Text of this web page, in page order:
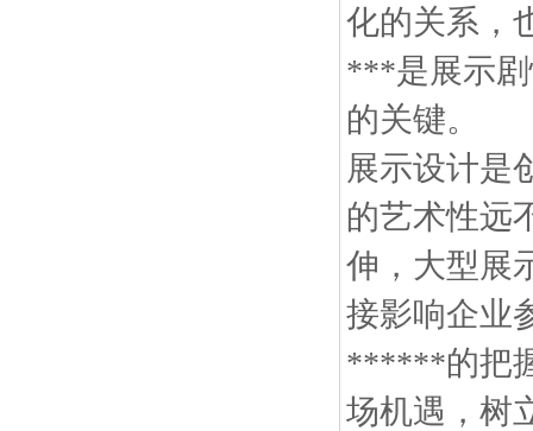
化的关系，
***是展示剧
的关键
展示设计是
的艺术性远
伸，大型展
接影响企业
******的把
场机遇，树